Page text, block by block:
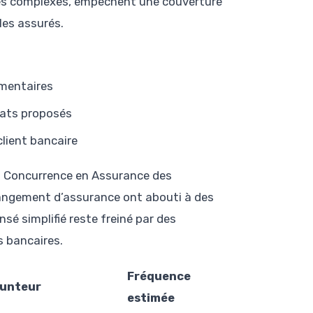
assurés.
proposés
bancaire
en Assurance des
d’assurance ont abouti à des
simplifié reste freiné par des
bancaires.
Fréquence
estimée